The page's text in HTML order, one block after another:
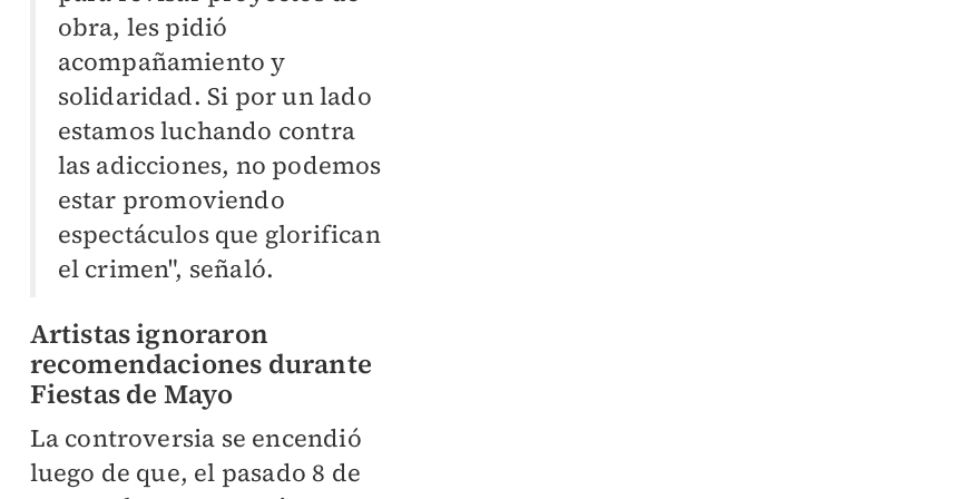
obra, les pidió
acompañamiento y
solidaridad. Si por un lado
estamos luchando contra
las adicciones, no podemos
estar promoviendo
espectáculos que glorifican
el crimen", señaló.
Artistas ignoraron
recomendaciones durante
Fiestas de Mayo
La controversia se encendió
luego de que, el pasado 8 de